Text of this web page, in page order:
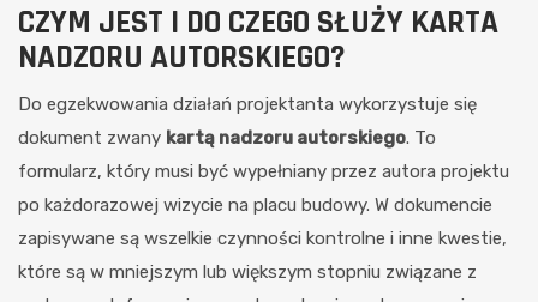
CZYM JEST I DO CZEGO SŁUŻY KARTA
NADZORU AUTORSKIEGO?
Do egzekwowania działań projektanta wykorzystuje się
dokument zwany kartą nadzoru autorskiego. To
formularz, który musi być wypełniany przez autora projektu
po każdorazowej wizycie na placu budowy. W dokumencie
zapisywane są wszelkie czynności kontrolne i inne kwestie,
które są w mniejszym lub większym stopniu związane z